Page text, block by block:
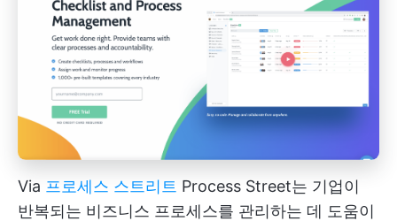
Via 프로세스 스트리트 Process Street는 기업이
반복되는 비즈니스 프로세스를 관리하는 데 도움이